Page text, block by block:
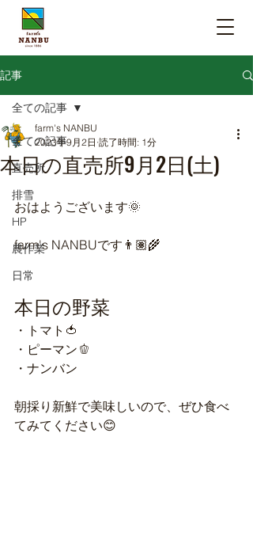
記事
全ての記事
直売所
排雪
HP
農作業
日常
全ての記事
本日の直売所9月2日(土)
farm's NANBU
2023年9月2日 読了時間: 1分
おはようございます🌞
farm's NANBUです👨🏽‍🌾
本日の野菜
・トマト🍅
・ピーマン🫑
・ナンバン
朝採り新鮮で美味しいので、ぜひ食べ
てみてください😊